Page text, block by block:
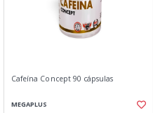
Cafeína Concept 90 cápsulas
MEGAPLUS